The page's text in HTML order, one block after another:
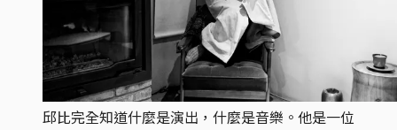
邱比完全知道什麼是演出，什麼是音樂。他是一位